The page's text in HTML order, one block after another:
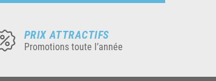
PRIX ATTRACTIFS
Promotions toute l’année